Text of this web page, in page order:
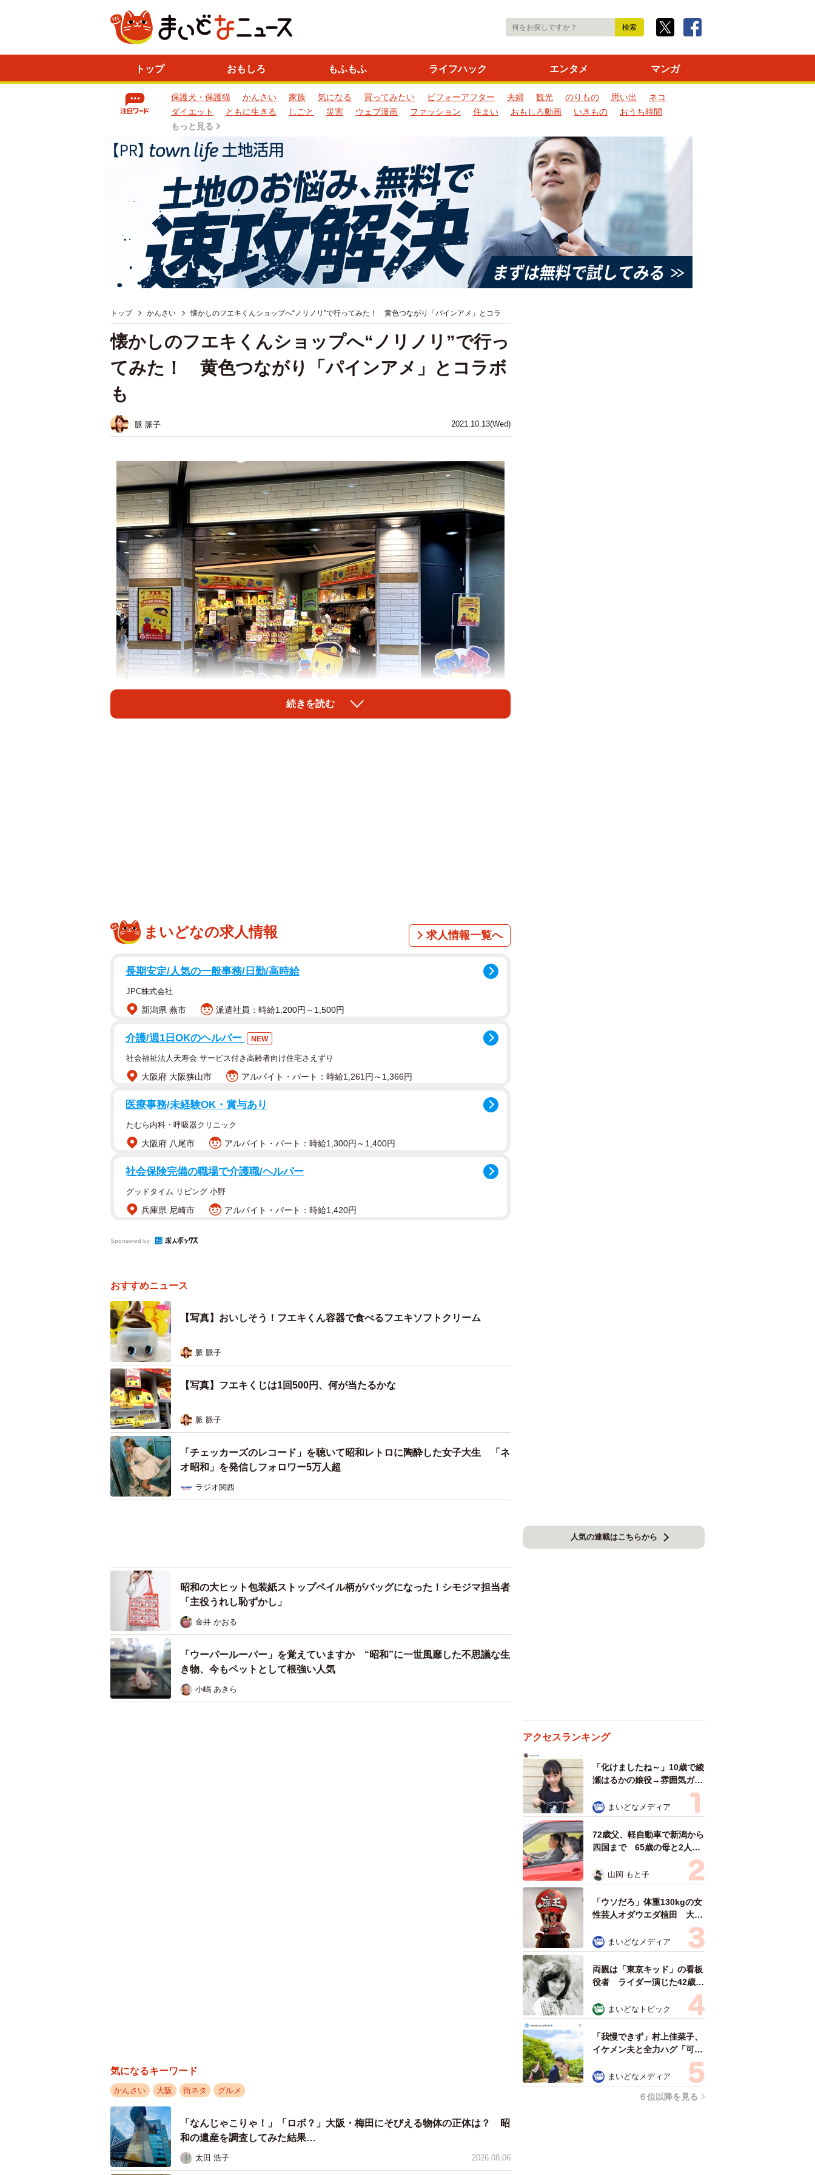
トップ おもしろ もふもふ ライフハック エンタメ マンガ
保護犬・保護猫 かんさい 家族 気になる 買ってみたい ビフォーアフター 夫婦 観光 のりもの 思い出
ネコ
ダイエット
ともに生きる しごと 災害 ウェブ漫画 ファッション 住まい おもしろ動画 いきもの
おうち時間
もっと見る
トップ かんさい 懐かしのフエキくんショップへ“ノリノリ”で行ってみた！ 黄色つながり「パインアメ」とコラ
2021.10.13(Wed)
懐かしのフエキくんショップへ“ノリノリ”で行っ
てみた！ 黄色つながり「パインアメ」とコラボ
も
脈 脈子
っかり入っていました。
代のフエキくんがどんなことになっているのか、さっそく行ってきました！
コラボグッズも盛りだくさん
一口に駅構内といっても、新幹線駅であるJR新大阪駅はちょっぴり複雑。まずは場所を確
認しておきましょう。のりのりフエキマルシェが出店している「EKIHAKO」は、在来線の
構内にあるエキマルシェ内にあります。新幹線改札内ではないので、ご注意を。
在来線ホームから1階あがった3階のエキマルシェ内中ほどに目指すEKIHAKOがある（出典：エキマルシェ新大阪
目指すEKIHAKOは少し離れたところからでも目を引く、幸せの黄色い世界に包まれてい
ます。フエキくんたちが鉄道員に扮して電車ごっこをしているパネルがとってもかわいい。
いざ、店内にノリこむと、ぎっしりと並んだアイテムは定番の文房具やTシャツなどのアパ
レルグッズをはじめ、コラボ商品も数多く見られます。
中でも筆者の心をつかんだのは不易糊工業と同じ大阪の天王寺区に本社を置く「パインア
メ」とのコラボ。黄色いもの同士、ということでしょうか。ビッグサイズのフエキくん容器
にパインアメが詰め放題という、ガメツさと詰め込み力が試される企画です。
さらに、透明のフエキくん容器で食べるフエキソフトクリームも見逃せません。新フレー
バーのマロンは、のりのりフエキマルシェ限定の先行販売。食べ終わったあとの透明フエキ
続きを読む
まいどなの求人情報 求人情報一覧へ
長期安定/人気の一般事務/日勤/高時給
JPC株式会社
新潟県 燕市 派遣社員：時給1,200円～1,500円
介護/週1日OKのヘルパー NEW
社会福祉法人天寿会 サービス付き高齢者向け住宅さえずり
大阪府 大阪狭山市 アルバイト・パート：時給1,261円～1,366円
医療事務/未経験OK・賞与あり
たむら内科・呼吸器クリニック
大阪府 八尾市 アルバイト・パート：時給1,300円～1,400円
社会保険完備の職場で介護職/ヘルパー
グッドタイム リビング 小野
兵庫県 尼崎市 アルバイト・パート：時給1,420円
Sponsored by
おすすめニュース
【写真】おいしそう！フエキくん容器で食べるフエキソフトクリーム
脈 脈子
【写真】フエキくじは1回500円、何が当たるかな
脈 脈子
「チェッカーズのレコード」を聴いて昭和レトロに陶酔した女子大生 「ネ
オ昭和」を発信しフォロワー5万人超
ラジオ関西
昭和の大ヒット包装紙ストップペイル柄がバッグになった！シモジマ担当者
「主役うれし恥ずかし」
金井 かおる
「ウーパールーパー」を覚えていますか “昭和”に一世風靡した不思議な生
き物、今もペットとして根強い人気
小嶋 あきら
気になるキーワード
かんさい 大阪 街ネタ グルメ
「なんじゃこりゃ！」「ロボ？」大阪・梅田にそびえる物体の正体は？ 昭
和の遺産を調査してみた結果…
太田 浩子 2026.08.06